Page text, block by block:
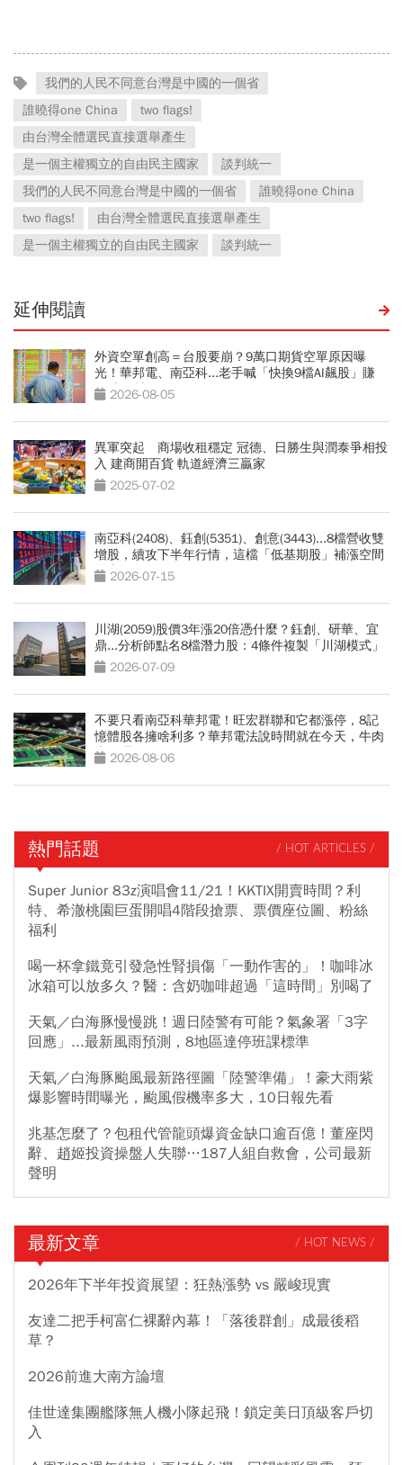
我們的人民不同意台灣是中國的一個省
誰曉得one China
two flags!
由台灣全體選民直接選舉產生
是一個主權獨立的自由民主國家
談判統一
我們的人民不同意台灣是中國的一個省
誰曉得one China
two flags!
由台灣全體選民直接選舉產生
是一個主權獨立的自由民主國家
談判統一
延伸閱讀
外資空單創高＝台股要崩？9萬口期貨空單原因曝
光！華邦電、南亞科...老手喊「快換9檔AI飆股」賺
Q3大行情
2026-08-05
異軍突起 商場收租穩定 冠德、日勝生與潤泰爭相投
入 建商開百貨 軌道經濟三贏家
2025-07-02
南亞科(2408)、鈺創(5351)、創意(3443)...8檔營收雙
增股，續攻下半年行情，這檔「低基期股」補漲空間
最大2026-07-15
川湖(2059)股價3年漲20倍憑什麼？鈺創、研華、宜
鼎...分析師點名8檔潛力股：4條件複製「川湖模式」
2026-07-09
不要只看南亞科華邦電！旺宏群聯和它都漲停，8記
憶體股各擁啥利多？華邦電法說時間就在今天，牛肉
大塊嗎
2026-08-06
熱門話題 / HOT ARTICLES /
Super Junior 83z演唱會11/21！KKTIX開賣時間？利
特、希澈桃園巨蛋開唱4階段搶票、票價座位圖、粉絲
福利
喝一杯拿鐵竟引發急性腎損傷「一動作害的」！咖啡冰
冰箱可以放多久？醫：含奶咖啡超過「這時間」別喝了
天氣／白海豚慢慢跳！週日陸警有可能？氣象署「3字
回應」...最新風雨預測，8地區達停班課標準
天氣／白海豚颱風最新路徑圖「陸警準備」！豪大雨紫
爆影響時間曝光，颱風假機率多大，10日報先看
兆基怎麼了？包租代管龍頭爆資金缺口逾百億！董座閃
辭、趙姬投資操盤人失聯…187人組自救會，公司最新
聲明
最新文章 / HOT NEWS /
2026年下半年投資展望：狂熱漲勢 vs 嚴峻現實
友達二把手柯富仁裸辭內幕！「落後群創」成最後稻
草？
2026前進大南方論壇
佳世達集團艦隊無人機小隊起飛！鎖定美日頂級客戶切
入